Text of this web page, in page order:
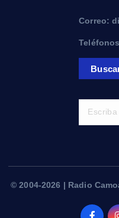
Correo:
© 2004-2026 | Radio